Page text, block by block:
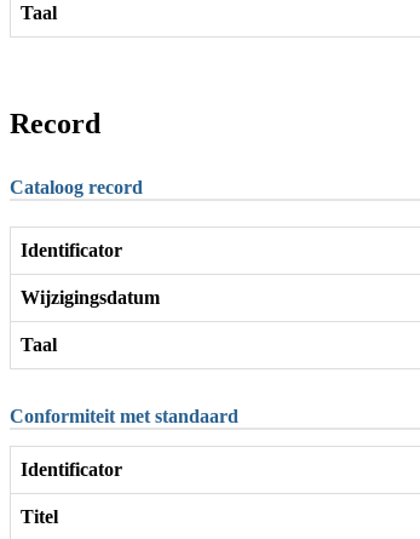
Taal
Record
Cataloog record
Identificator
Wijzigingsdatum
Taal
Conformiteit met standaard
Identificator
Titel